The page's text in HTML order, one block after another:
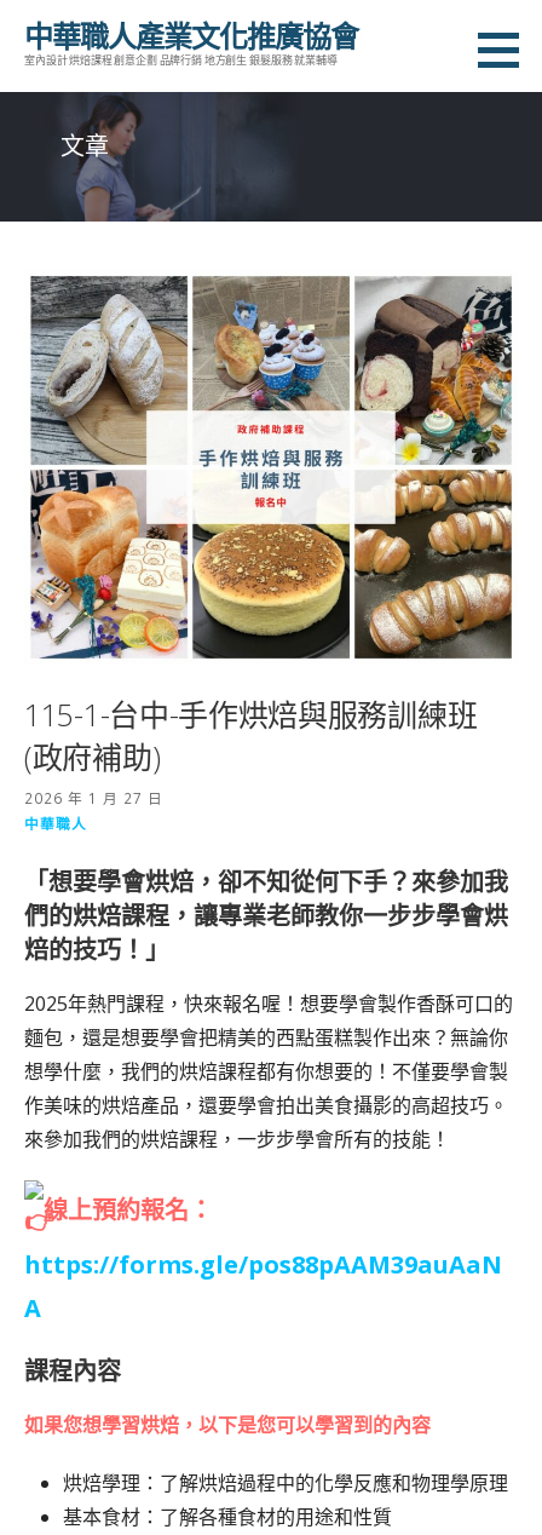
中華職人產業文化推廣協會
室內設計 烘焙課程 創意企劃 品牌行銷 地方創生 銀髮服務 就業輔導
文章
115-1-台中-手作烘焙與服務訓練班
(政府補助)
2026 年 1 月 27 日
中華職人
「想要學會烘焙，卻不知從何下手？來參加我
們的烘焙課程，讓專業老師教你一步步學會烘
焙的技巧！」
2025年熱門課程，快來報名喔！想要學會製作香酥可口的
麵包，還是想要學會把精美的西點蛋糕製作出來？無論你
想學什麼，我們的烘焙課程都有你想要的！不僅要學會製
作美味的烘焙產品，還要學會拍出美食攝影的高超技巧。
來參加我們的烘焙課程，一步步學會所有的技能！
線上預約報名：
https://forms.gle/pos88pAAM39auAaN
A
課程內容
如果您想學習烘焙，以下是您可以學習到的內容
烘焙學理：了解烘焙過程中的化學反應和物理學原理
基本食材：了解各種食材的用途和性質